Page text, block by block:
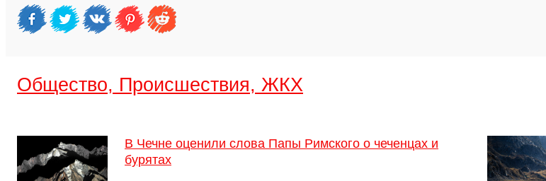
Общество, Происшествия, ЖКХ
В Чечне оценили слова Папы Римского о чеченцах и
бурятах